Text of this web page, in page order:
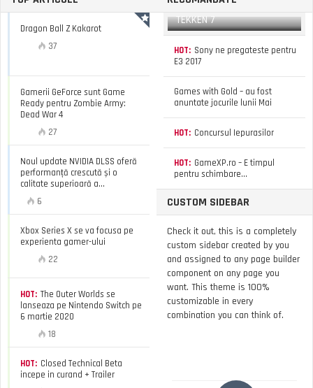
Dragon Ball Z Kakarot
37
Gamerii GeForce sunt Game
Ready pentru Zombie Army:
Dead War 4
27
Noul update NVIDIA DLSS oferă
performanță crescută și o
calitate superioară a...
6
Xbox Series X se va focusa pe
experienta gamer-ului
22
HOT: The Outer Worlds se
lanseaza pe Nintendo Switch pe
6 martie 2020
18
HOT: Closed Technical Beta
incepe in curand + Trailer
TEKKEN 7
HOT: Sony ne pregateste pentru
E3 2017
Games with Gold – au fost
anuntate jocurile lunii Mai
HOT: Concursul Iepurasilor
HOT: GameXP.ro – E timpul
pentru schimbare…
CUSTOM SIDEBAR
Check it out, this is a completely
custom sidebar created by you
and assigned to any page builder
component on any page you
want. This theme is 100%
customizable in every
combination you can think of.